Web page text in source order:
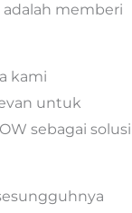
memberi
kami
untuk
sebagai solusi